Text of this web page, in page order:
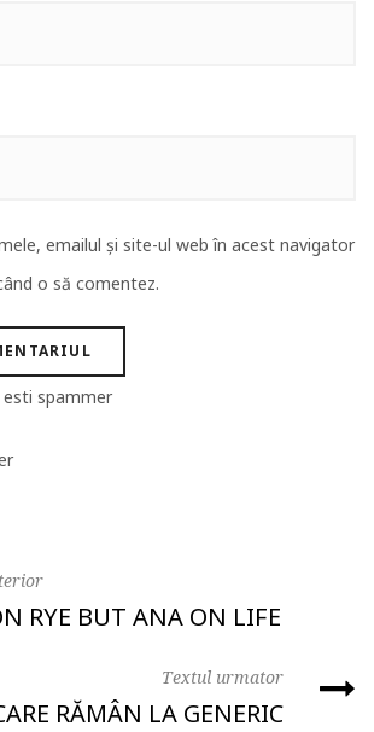
emailul și site-ul web în acest navigator
o să comentez.
spammer
RYE BUT ANA ON LIFE
Textul urmator
RĂMÂN LA GENERIC